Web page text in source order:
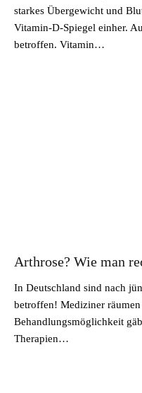
starkes Übergewicht und
Vitamin-D-Spiegel einher.
betroffen. Vitamin…
Arthrose? Wie man
In Deutschland sind nach
betroffen! Mediziner räumen
Behandlungsmöglichkeit
Therapien…